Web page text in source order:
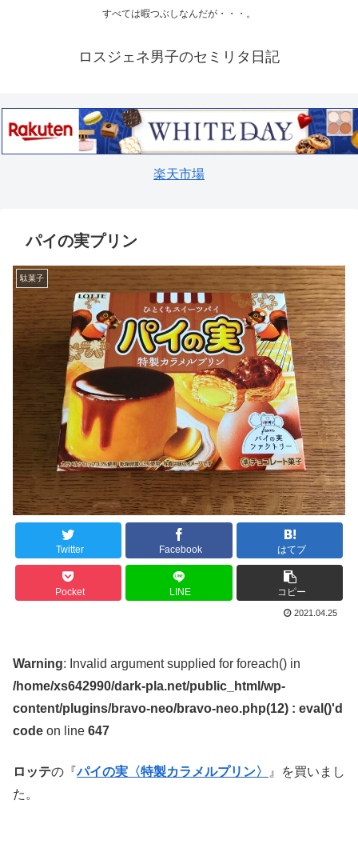
すべては暇つぶしなんだが・・・。
ロスジェネ男子のセミリタ日記
楽天市場
パイの実プリン
駄菓子
Twitter Facebook はてブ
Pocket LINE コピー
2021.04.25
Warning: Invalid argument supplied for foreach() in
/home/xs642990/dark-pla.net/public_html/wp-
content/plugins/bravo-neo/bravo-neo.php(12) : eval()'d
code on line 647
ロッテの『パイの実〈特製カラメルプリン〉
』を買いまし
た。